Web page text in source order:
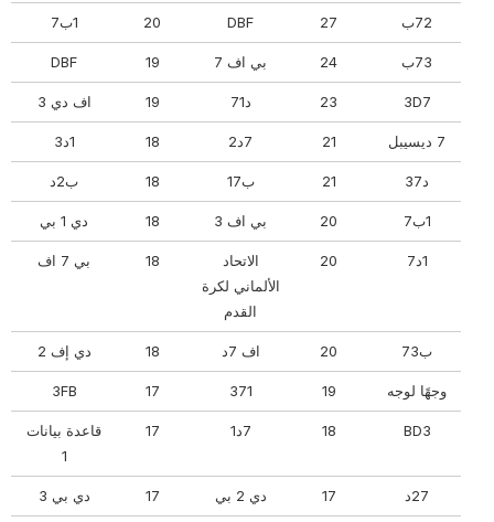
72ب 27
DBF
20
73ب 24 بي اف 7 19
DBF
3D7
23
19 اف دي 3
21
18
21 ب17 18 ب2د
20 بي اف 3 18 دي 1 بي
20
الاتحاد
الألماني لكرة
القدم
18 بي 7 اف
ب73 20 اف 7د 18 دي إف 2
وجهًا لوجه 19
371
17
3FB
BD3
18
17
قاعدة بيانات
27د 17 دي 2 بي 17 دي بي 3